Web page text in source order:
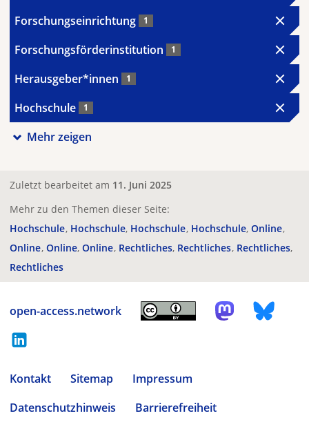
Forschungseinrichtung 1
Forschungsförderinstitution 1
Herausgeber*innen 1
Hochschule 1
Mehr zeigen
Zuletzt bearbeitet am 11. Juni 2025
Mehr zu den Themen dieser Seite:
Hochschule Hochschule Hochschule Hochschule Online
Online Online Online Rechtliches Rechtliches Rechtliches
Rechtliches
open-access.network
Kontakt Sitemap
Impressum
Datenschutzhinweis
Barrierefreiheit